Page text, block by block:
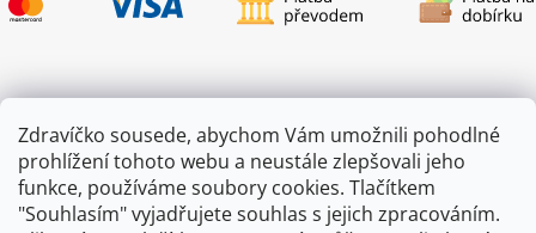
Zdravíčko sousede, abychom Vám umožnili pohodlné
prohlížení tohoto webu a neustále zlepšovali jeho
funkce, používáme soubory cookies. Tlačítkem
"Souhlasím" vyjadřujete souhlas s jejich zpracováním.